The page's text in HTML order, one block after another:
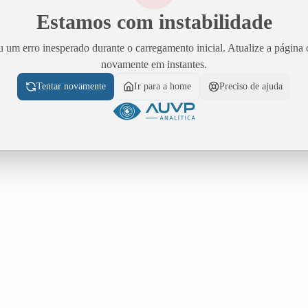
Estamos com instabilidade
um erro inesperado durante o carregamento inicial. Atualize a página
novamente em instantes.
Tentar novamente Ir para a home Preciso de ajuda